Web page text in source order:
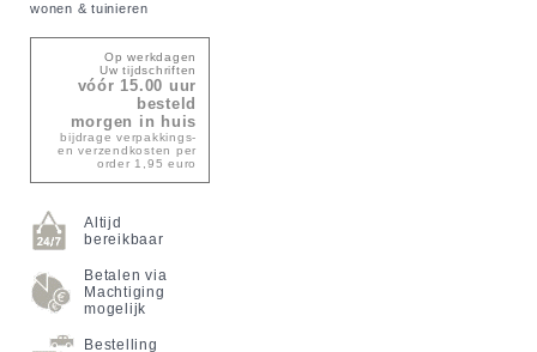
wonen & tuinieren
Op werkdagen
Uw tijdschriften
vóór 15.00 uur
besteld
morgen in huis
bijdrage verpakkings-
en verzendkosten per
order 1,95 euro
Altijd
bereikbaar
Betalen via
Machtiging
mogelijk
Bestelling